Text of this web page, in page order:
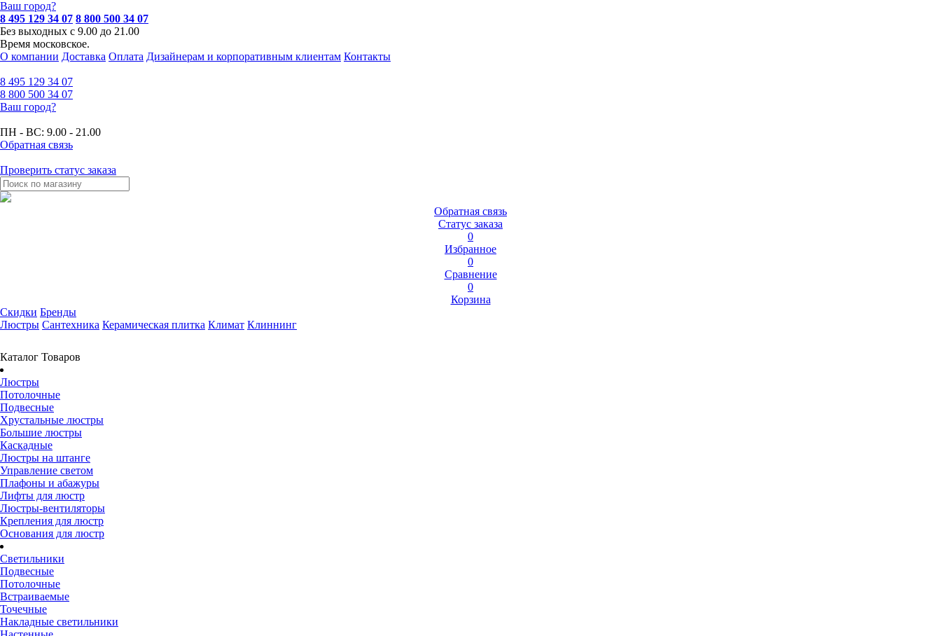
Ваш город?
8 495 129 34 07 8 800 500 34 07
Без выходных с 9.00 до 21.00
Время московское.
О компании Доставка Оплата Дизайнерам и корпоративным клиентам Контакты
8 495 129 34 07
8 800 500 34 07
Ваш город?
ПН - ВС: 9.00 - 21.00
Обратная связь
Проверить статус заказа
Обратная связь
Статус заказа
0
Избранное
0
Сравнение
0
Корзина
Скидки Бренды
Люстры Сантехника Керамическая плитка Климат Клиннинг
Каталог Товаров
Люстры
Потолочные
Подвесные
Хрустальные люстры
Большие люстры
Каскадные
Люстры на штанге
Управление светом
Плафоны и абажуры
Лифты для люстр
Люстры-вентиляторы
Крепления для люстр
Основания для люстр
Светильники
Подвесные
Потолочные
Встраиваемые
Точечные
Накладные светильники